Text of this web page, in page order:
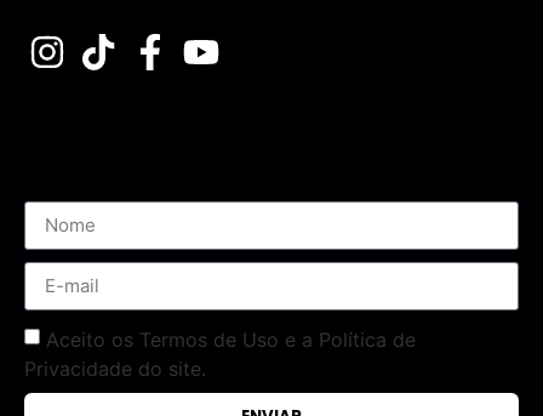
Aceito os Termos de Uso e a Política de
Privacidade do site.